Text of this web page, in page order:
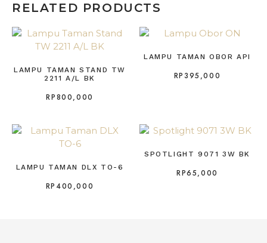
RELATED PRODUCTS
LAMPU TAMAN STAND TW
2211 A/L BK
RP800,000
LAMPU TAMAN OBOR API
RP 395,000
LAMPU TAMAN DLX TO-6
RP 400,000
SPOTLIGHT 9071 3W BK
RP65,000